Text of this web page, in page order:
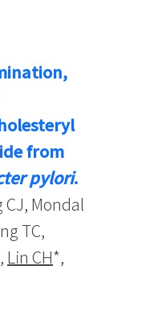
from
pylori.
CJ, Mondal
TC,
Lin CH*,